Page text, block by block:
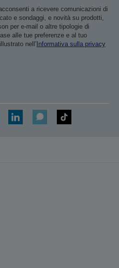
a ricevere comunicazioni di
e sondaggi, e novità su prodotti,
per e-mail o altre tipologie di
alle tue preferenze e al tuo
nell’ Informativa sulla privacy